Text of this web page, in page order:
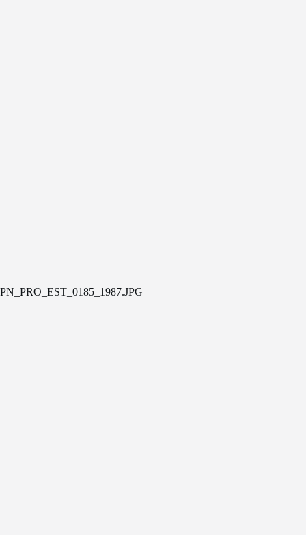
PN_PRO_EST_0185_1987.JPG